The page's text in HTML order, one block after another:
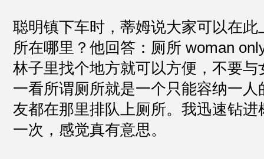
聪明镇下车时，蒂姆说大家可以在此
所在哪里？他回答：厕所 woman
林子里找个地方就可以方便，不要与
一看所谓厕所就是一个只能容纳一
友都在那里排队上厕所。我迅速钻进
一次，感觉真有意思。